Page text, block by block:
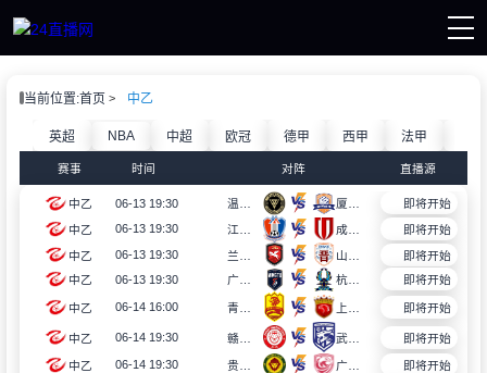
播
事
当前位置:首页 中乙
英超 NBA 中超 欧冠 德甲 西甲 法甲
赛事 时间 对阵 直播源
中乙 06-13 19:30
即将开始
中乙
06-13 19:30 成都蓉城B队
即将开始
中乙
06-13 19:30
即将开始
中乙
06-13 19:30 杭州临平吴越 即将开始
中乙 06-14 16:00 即将开始
中乙 06-14 19:30 赣州瑞狮 武汉三镇B队 即将开始
中乙 06-14 19:30 贵州贵阳竞技 即将开始